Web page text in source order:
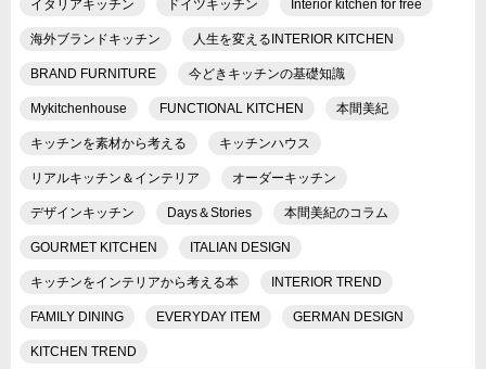
イタリアキッチン ドイツキッチン Interior kitchen for free
海外ブランドキッチン 人生を変えるINTERIOR KITCHEN
BRAND FURNITURE 今どきキッチンの基礎知識
Mykitchenhouse FUNCTIONAL KITCHEN 本間美紀
キッチンを素材から考える キッチンハウス
リアルキッチン＆インテリア オーダーキッチン
デザインキッチン Days＆Stories 本間美紀のコラム
GOURMET KITCHEN ITALIAN DESIGN
キッチンをインテリアから考える本 INTERIOR TREND
FAMILY DINING EVERYDAY ITEM GERMAN DESIGN
KITCHEN TREND